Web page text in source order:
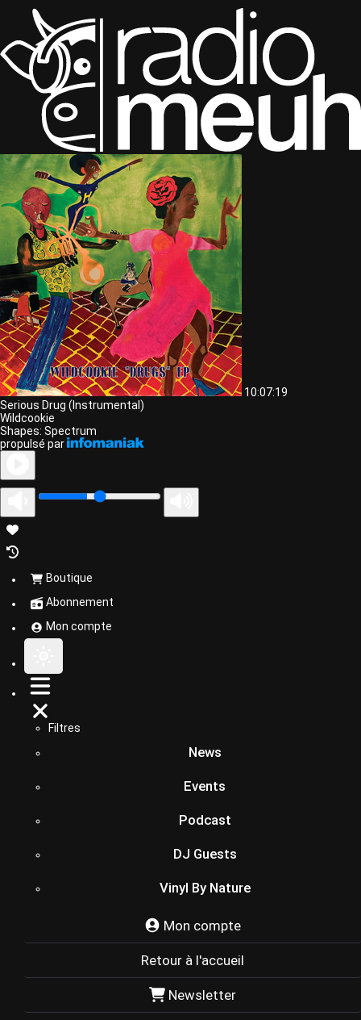
10:07:19
Serious Drug (Instrumental)
Wildcookie
Shapes: Spectrum
propulsé par
Boutique
Abonnement
Mon compte
Filtres
News
Events
Podcast
DJ Guests
Vinyl By Nature
Mon compte
Retour à l'accueil
Newsletter